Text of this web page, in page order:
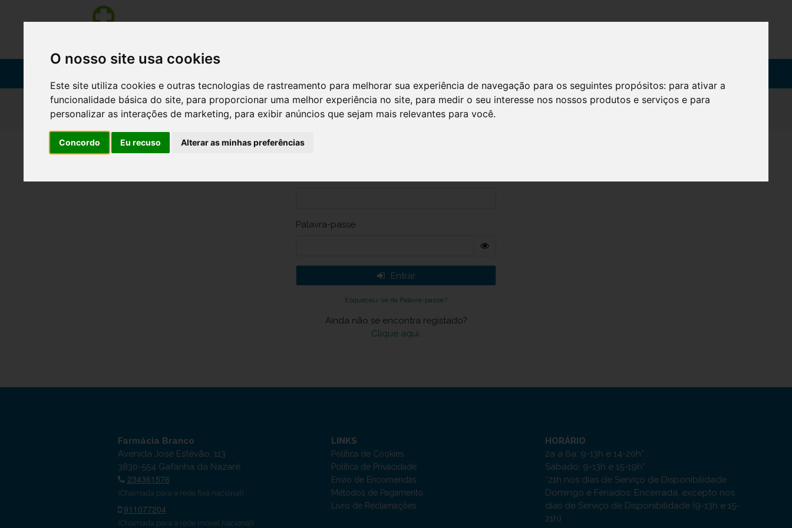
O nosso site usa cookies
Este site utiliza cookies e outras tecnologias de rastreamento para melhorar sua experiência de navegação para os seguintes propósitos: para ativar a
funcionalidade básica do site, para proporcionar uma melhor experiência no site, para medir o seu interesse nos nossos produtos e serviços e para
personalizar as interações de marketing, para exibir anúncios que sejam mais relevantes para você.
Concordo Eu recuso Alterar as minhas preferências
INICIAR SESSÃO
Palavra-passe
Entrar
Esqueceu-se da Palavra-passe?
Ainda não se encontra registado?
Clique aqui.
Farmácia Branco
Avenida José Estêvão, 113
3830-554 Gafanha da Nazaré
234361576
(Chamada para a rede fixa nacional)
911077204
(Chamada para a rede móvel nacional)
LINKS
Política de Cookies
Política de Privacidade
Envio de Encomendas
Métodos de Pagamento
Livro de Reclamações
HORÁRIO
2a a 6a: 9-13h e 14-20h*
Sábado: 9-13h e 15-19h*
*21h nos dias de Serviço de Disponibilidade
Domingo e Feriados: Encerrada, excepto nos
dias de Serviço de Disponibilidade (9-13h e 15-
21h)